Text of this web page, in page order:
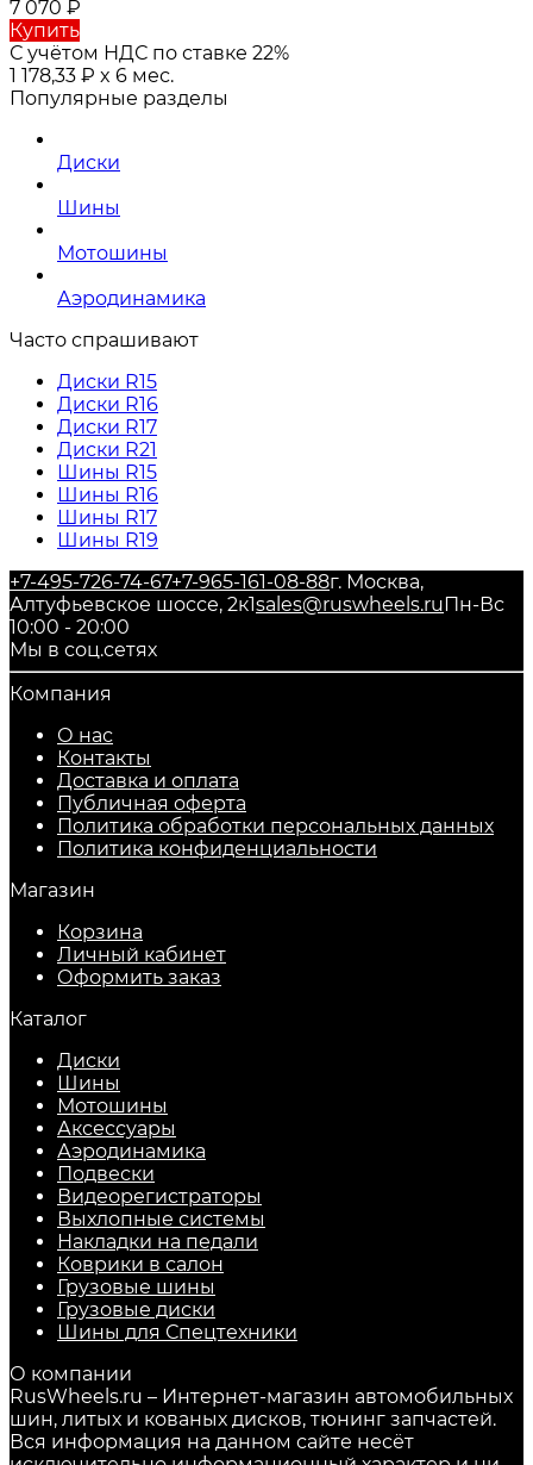
7 070 ₽
Купить
С учётом НДС по ставке 22%
1 178,33 ₽ x 6 мес.
Популярные разделы
Диски
Шины
Мотошины
Аэродинамика
Часто спрашивают
Диски R15
Диски R16
Диски R17
Диски R21
Шины R15
Шины R16
Шины R17
Шины R19
+7-495-726-74-67+7-965-161-08-88г. Москва,
Алтуфьевское шоссе, 2к1sales@ruswheels.ruПн-Вс
10:00 - 20:00
Мы в соц.сетях
Компания
О нас
Контакты
Доставка и оплата
Публичная оферта
Политика обработки персональных данных
​Политика конфиденциальности
Магазин
Корзина
Личный кабинет
Оформить заказ
Каталог
Диски
Шины
Мотошины
Аксессуары
Аэродинамика
Подвески
Видеорегистраторы
Выхлопные системы
Накладки на педали
Коврики в салон
Грузовые шины
Грузовые диски
Шины для Спецтехники
О компании
RusWheels.ru – Интернет-магазин автомобильных
шин, литых и кованых дисков, тюнинг запчастей.
Вся информация на данном сайте несёт